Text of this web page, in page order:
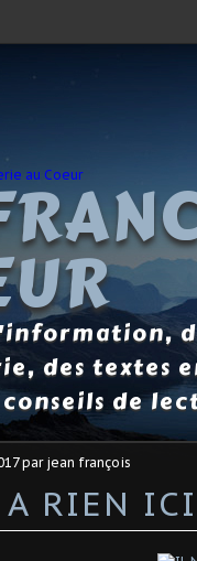
des textes
de
par jean françois
RIEN